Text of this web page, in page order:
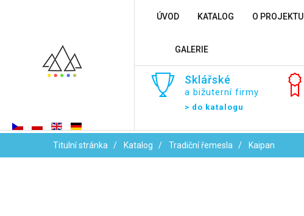
ÚVOD KATALOG O PROJEKTU
GALERIE
Sklářské
a bižuterní firmy
> do katalogu
Titulní stránka Katalog Tradiční řemesla Kaipan